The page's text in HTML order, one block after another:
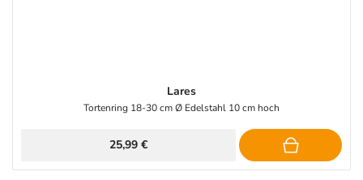
Lares
Tortenring 18-30 cm Ø Edelstahl 10 cm hoch
25,99 €